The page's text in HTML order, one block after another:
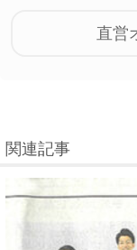
直営
関連記事